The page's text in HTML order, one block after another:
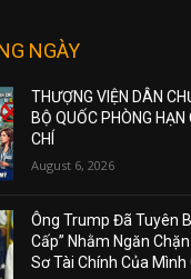
NGÀY
THƯỢNG VIỆN DÂN
BỘ QUỐC PHÒNG
CHÍ
August 6, 2026
Ông Trump Đã Tuyên
Cấp” Nhằm Ngăn
Sơ Tài Chính Của Mình